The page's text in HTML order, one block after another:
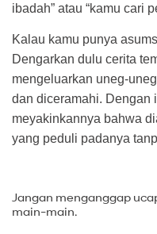
ibadah” atau “kamu cari
Kalau kamu punya
Dengarkan dulu cerita
mengeluarkan uneg-
dan diceramahi. Dengan
meyakinkannya bahwa
yang peduli padanya
Jangan menganggap
main-main.